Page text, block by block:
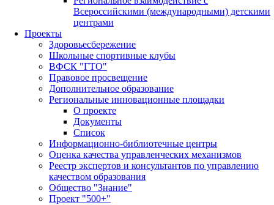
Всероссийскими (международными) детскими
центрами
Проекты
Здоровьесбережение
Школьные спортивные клубы
ВФСК "ГТО"
Правовое просвещение
Дополнительное образование
Региональные инновационные площадки
О проекте
Документы
Список
Информационно-библиотечные центры
Оценка качества управленческих механизмов
Реестр экспертов и консультантов по управлению
качеством образования
Общество "Знание"
Проект "500+"